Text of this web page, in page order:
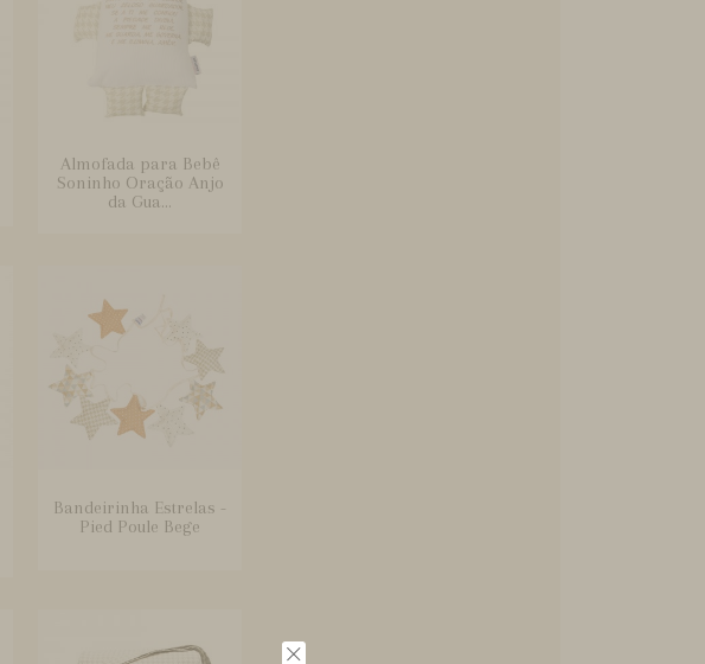
Almofada para Bebê
Soninho Oração Anjo
da Gua...
Bandeirinha Estrelas -
Pied Poule Bege